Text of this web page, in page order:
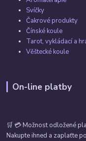
Svíčky
Čakrové produkty
Čínské koule
Tarot, vykládací a
Věštecké koule
On-line platby
🛒 💳 Možnost odložené
Nakupte ihned a zaplaťte